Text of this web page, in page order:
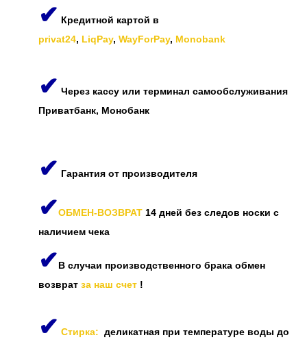
✔ Кредитной картой в
privat24, LiqPay, WayForPay, Monobank
✔ Через кассу или терминал самообслуживания
Приватбанк, Монобанк
✔ Гарантия от производителя
✔ОБМЕН-ВОЗВРАТ 14 дней без следов носки с
наличием чека
✔В случаи производственного брака обмен
возврат за наш счет !
✔ Стирка: деликатная при температуре воды до